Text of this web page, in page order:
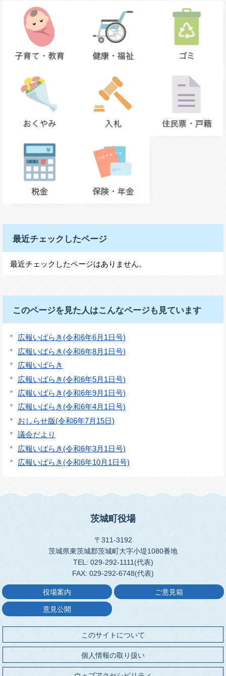
最近チェックしたページ
最近チェックしたページはありません。
このページを見た人はこんなページも見ています
広報いばらき(令和6年6月1日号)
広報いばらき(令和6年8月1日号)
広報いばらき
広報いばらき(令和6年5月1日号)
広報いばらき(令和6年9月1日号)
広報いばらき(令和6年4月1日号)
おしらせ版(令和6年7月15日)
議会だより
広報いばらき(令和6年3月1日号)
広報いばらき(令和6年10月1日号)
茨城町役場
〒311-3192
茨城県東茨城郡茨城町大字小堤1080番地
TEL: 029-292-1111(代表)
FAX: 029-292-6748(代表)
役場案内 ご意見箱
意見公開
このサイトについて
個人情報の取り扱い